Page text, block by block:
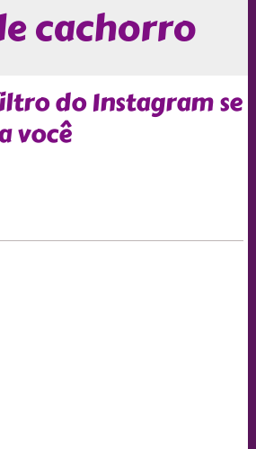
cachorro
do Instagram se
você